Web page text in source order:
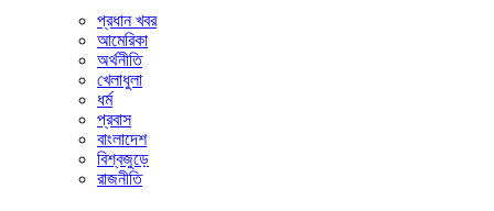
প্রধান খবর
আমেরিকা
অর্থনীতি
খেলাধুলা
ধর্ম
প্রবাস
বাংলাদেশ
বিশ্বজুড়ে
রাজনীতি